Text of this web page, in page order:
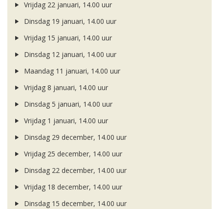
Vrijdag 22 januari, 14.00 uur
Dinsdag 19 januari, 14.00 uur
Vrijdag 15 januari, 14.00 uur
Dinsdag 12 januari, 14.00 uur
Maandag 11 januari, 14.00 uur
Vrijdag 8 januari, 14.00 uur
Dinsdag 5 januari, 14.00 uur
Vrijdag 1 januari, 14.00 uur
Dinsdag 29 december, 14.00 uur
Vrijdag 25 december, 14.00 uur
Dinsdag 22 december, 14.00 uur
Vrijdag 18 december, 14.00 uur
Dinsdag 15 december, 14.00 uur